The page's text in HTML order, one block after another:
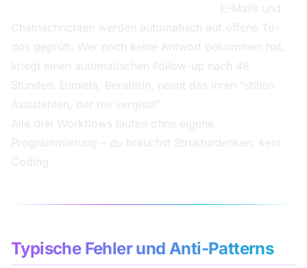
E-Mails und
Chatnachrichten werden automatisch auf offene To-
dos geprüft. Wer noch keine Antwort bekommen hat,
kriegt einen automatischen Follow-up nach 48
Stunden. Daniela, Beraterin, nennt das ihren "stillen
Assistenten, der nie vergisst".
Alle drei Workflows laufen ohne eigene
Programmierung – du brauchst Strukturdenken, kein
Coding.
Typische Fehler und Anti-Patterns